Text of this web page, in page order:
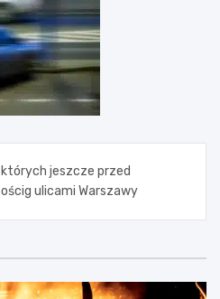
jeszcze przed
ulicami Warszawy